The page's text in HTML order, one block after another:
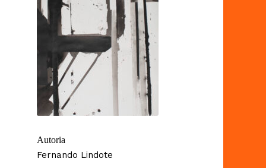
Autoria
Fernando Lindote